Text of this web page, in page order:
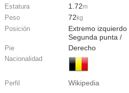
Estatura 1.72m
Peso 72 kg
Posición
Extremo
Segunda punta /
Pie Derecho
Nacionalidad
Perfil Wikipedia